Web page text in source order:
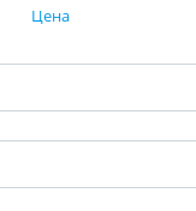
Цена